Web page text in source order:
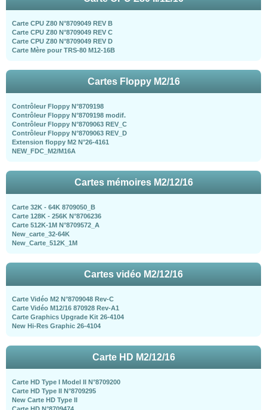
Carte CPU Z80 N°8709049 REV B
Carte CPU Z80 N°8709049 REV C
Carte CPU Z80 N°8709049 REV D
Carte Mère pour TRS-80 M12-16B
Cartes Floppy M2/16
Contrôleur Floppy N°8709198
Contrôleur Floppy N°8709198 modif.
Contrôleur Floppy N°8709063 REV_C
Contrôleur Floppy N°8709063 REV_D
Extension floppy M2 N°26-4161
NEW_FDC_M2/M16A
Cartes mémoires M2/12/16
Carte 32K - 64K 8709050_B
Carte 128K - 256K N°8706236
Carte 512K-1M N°8709572_A
New_carte_32-64K
New_Carte_512K_1M
Cartes vidéo M2/12/16
Carte Vidéo M2 N°8709048 Rev-C
Carte Vidéo M12/16 870928 Rev-A1
Carte Graphics Upgrade Kit 26-4104
New Hi-Res Graphic 26-4104
Carte HD M2/12/16
Carte HD Type I Model II N°8709200
Carte HD Type II N°8709295
New Carte HD Type II